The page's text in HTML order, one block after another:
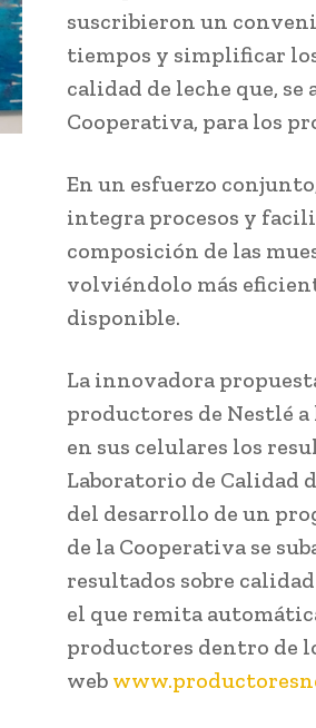
suscribieron un
tiempos y simplificar
calidad de leche que,
Cooperativa, para los
En un esfuerzo
integra procesos y
composición de las
volviéndolo más
disponible.
La innovadora
productores de Nestlé a
en sus celulares los
Laboratorio de Calidad
del desarrollo de un
de la Cooperativa se
resultados sobre
el que remita
productores dentro de
web